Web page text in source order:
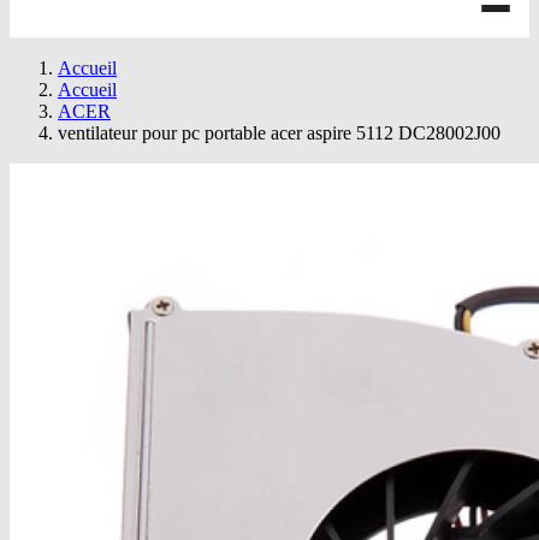
Accueil
Accueil
ACER
ventilateur pour pc portable acer aspire 5112 DC28002J00